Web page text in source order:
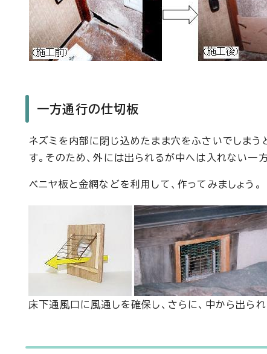
一方通行の仕切板
ネズミを内部に閉じ込めたまま穴をふさいでしまう
す。そのため、外には出られるが中へは入れない一
ベニヤ板と金網などを利用して、作ってみましょう。
床下通風口に風通しを確保し、さらに、中から出ら